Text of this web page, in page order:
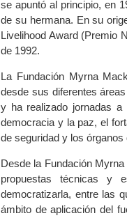
se apuntó al principio, en
de su hermana. En su
Livelihood Award (Premio
de 1992.
La Fundación Myrna
desde sus diferentes
y ha realizado jornadas a
democracia y la paz, el
de seguridad y los órganos
Desde la Fundación
propuestas técnicas y
democratizarla, entre las
ámbito de aplicación del